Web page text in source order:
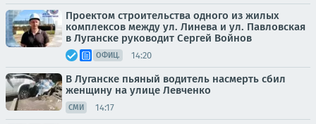
Проектом строительства одного из жилых
комплексов между ул. Линева и ул. Павловская
в Луганске руководит Сергей Войнов
ОФИЦ. 14:20
В Луганске пьяный водитель насмерть сбил
женщину на улице Левченко
СМИ 14:17